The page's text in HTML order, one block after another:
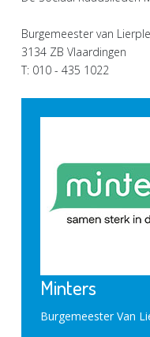
Burgemeester van
3134 ZB Vlaardingen
T: 010 - 435 1022
Minters
Burgemeester Van